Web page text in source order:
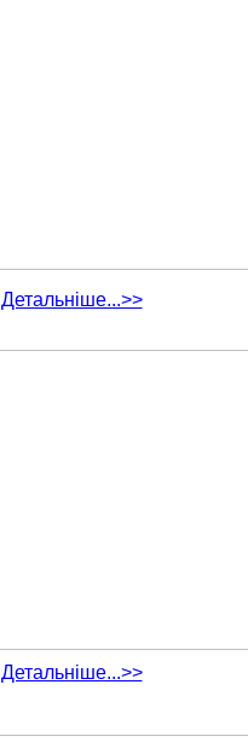
Детальніше...>>
Детальніше...>>